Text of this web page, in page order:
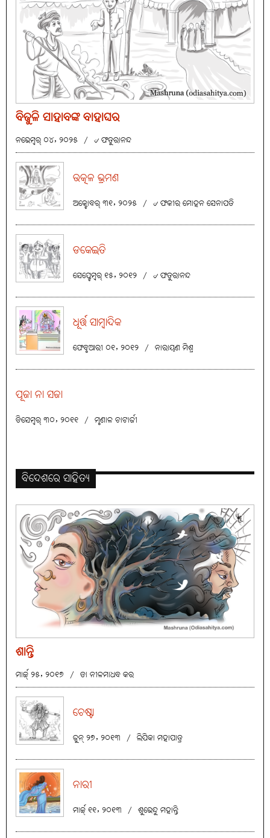
ବିଜୁଳି ସାହାବଙ୍କ ବାହାଘର
ନଭେମ୍ବର୍ ୦୪, ୨୦୨୫ / ୰ ଫତୁରାନନ୍ଦ
ଉତ୍କଳ ଭ୍ରମଣ
ଅକ୍ଟୋବର୍ ୩୧, ୨୦୨୫ / ୰ ଫକୀର ମୋହନ ସେନାପତି
ଡକେଇତି
ସେପ୍ଟେମ୍ବର୍ ୧୫, ୨୦୧୨ / ୰ ଫତୁରାନନ୍ଦ
ଧୂର୍ତ୍ତ ସାମ୍ବାଦିକ
ଫେବୃଆରୀ ୦୧, ୨୦୧୨ / ନାରାୟଣ ମିଶ୍ର
ପୂଜା ନା ସଜା
ଡିସେମ୍ବର୍ ୩୦, ୨୦୧୧ / ମୃଣାଳ ଚାଟାର୍ଜୀ
ବିଦେଶରେ ସାହିତ୍ୟ
ଶାନ୍ତି
ମାର୍ଚ୍ଚ୍ ୨୫, ୨୦୧୭ / ଡା ନୀଳମାଧବ କର
ଚେଷ୍ଟା
ଜୁନ୍ ୨୭, ୨୦୧୩ / ଲିପିକା ମହାପାତ୍ର
ନାରୀ
ମାର୍ଚ୍ଚ୍ ୧୧, ୨୦୧୩ / ଶୁଭେନ୍ଦୁ ମହାନ୍ତି